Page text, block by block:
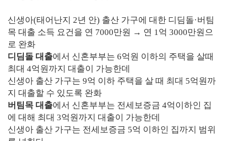
신생아(태어난지 2년 안) 출산 가구에 대한 디딤돌·버팀
목 대출 소득 요건을 연 7000만원 → 연 1억 3000만원으
로 완화
디딤돌 대출에서 신혼부부는 6억원 이하의 주택을 살때
최대 4억원까지 대출이 가능한데
신생아 출산 가구는 9억 이하 주택을 살 때 최대 5억원까
지 대출할 수 있도록 완화
버팀목 대출에서 신혼부부는 전세보증금 4억이하인 집
에 대해 최대 3억원까지 대출이 가능한데
신생아 출산 가구는 전세보증금 5억 이하인 집까지 범위